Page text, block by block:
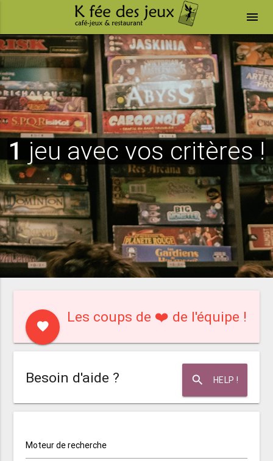
menu
1 jeu avec vos critères !
favorite
Les coups de ❤️ de l'équipe !
search HELP !
Besoin d'aide ?
Moteur de recherche